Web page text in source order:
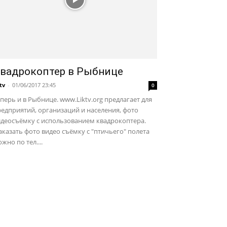
в Рыбнице
- 01/06/2017 23:45 0
и в Рыбнице. www.Liktv.org предлагает для
организаций и населения, фото
с использованием квадрокоптера.
фото видео съёмку с "птичьего" полета
по тел....